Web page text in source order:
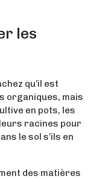
les
qu’il est
organiques, mais
en pots, les
racines pour
le sol s’ils en
des matières